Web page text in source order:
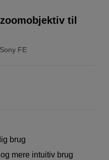
FE
til
brug
mere intuitiv brug